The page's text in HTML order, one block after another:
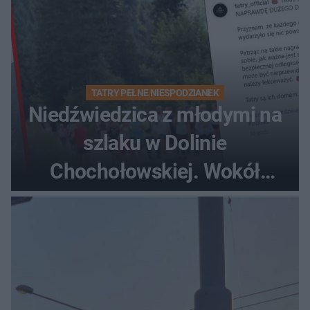
TATRY PEŁNE NIESPODZIANEK
Niedźwiedzica z młodymi na
szlaku w Dolinie
Chochołowskiej. Wokół
turyści!